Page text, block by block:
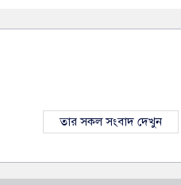
তার সকল সংবাদ দেখুন